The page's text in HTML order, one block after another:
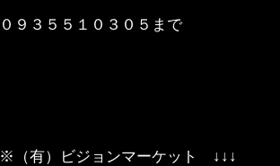
０９３５５１０３０５まで
※（有）ビジョンマーケット ↓↓↓